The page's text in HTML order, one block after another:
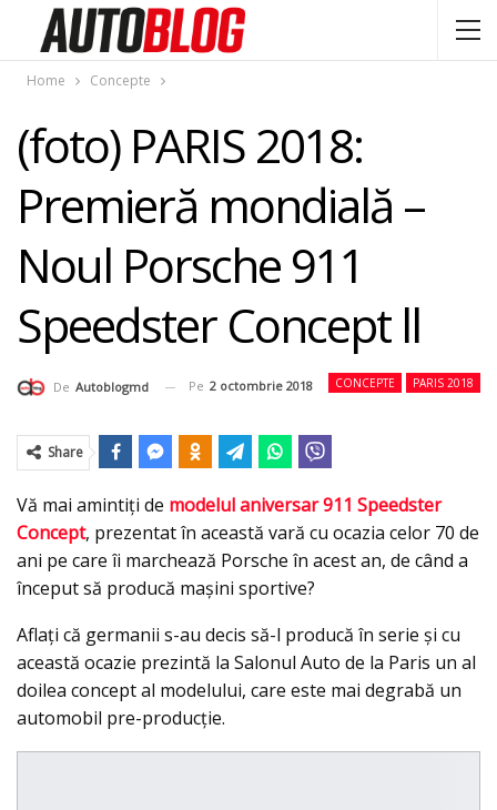
Home Concepte
(foto) PARIS 2018:
Premieră mondială –
Noul Porsche 911
Speedster Concept ll
CONCEPTE PARIS 2018
De Autoblogmd Pe 2 octombrie 2018
Share
Vă mai amintiţi de modelul aniversar 911 Speedster
Concept, prezentat în această vară cu ocazia celor 70 de
ani pe care îi marchează Porsche în acest an, de când a
început să producă maşini sportive?
Aflaţi că germanii s-au decis să-l producă în serie şi cu
această ocazie prezintă la Salonul Auto de la Paris un al
doilea concept al modelului, care este mai degrabă un
automobil pre-producţie.